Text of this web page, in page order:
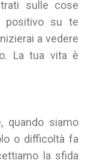
sulle cose
positivo su te
a vedere
La tua vita è
quando siamo
o difficoltà fa
la sfida